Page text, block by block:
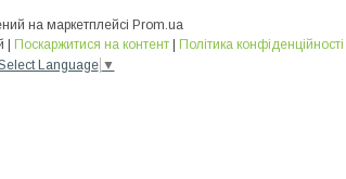
на маркетплейсі Prom.ua
🌞ALLBABY магазин товарів для дітей | Поскаржитися на контент | Політика конфіденційності
Language ▼